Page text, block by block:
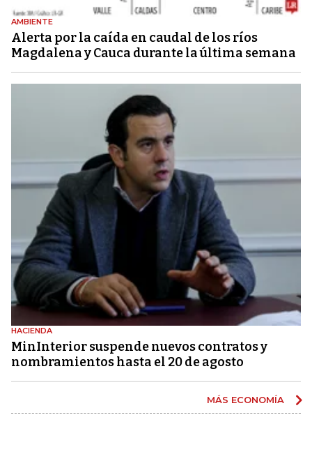
AMBIENTE
Alerta por la caída en caudal de los ríos
Magdalena y Cauca durante la última semana
HACIENDA
MinInterior suspende nuevos contratos y
nombramientos hasta el 20 de agosto
MÁS ECONOMÍA